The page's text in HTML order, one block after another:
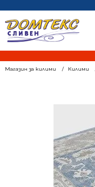
Магазин за килими Килими